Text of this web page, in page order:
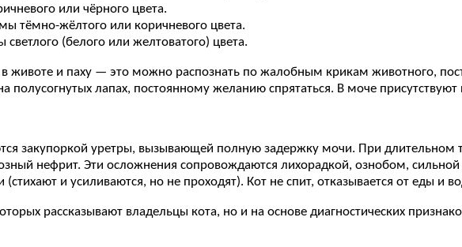
или чёрного цвета.
тёмно-жёлтого или коричневого цвета.
(белого или желтоватого) цвета.
животе и паху — это можно распознать по жалобным крикам животного,
полусогнутых лапах, постоянному желанию спрятаться. В моче
закупоркой уретры, вызывающей полную задержку мочи. При длительном
нефрит. Эти осложнения сопровождаются лихорадкой, ознобом,
и усиливаются, но не проходят). Кот не спит, отказывается от еды и
рассказывают владельцы кота, но и на основе диагностических